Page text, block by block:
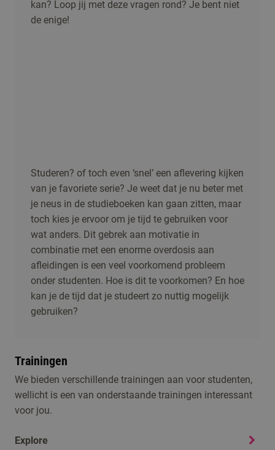
kan? Loop jij met deze vragen rond? Je bent niet
de enige!
Studeren? of toch even ‘snel’ een aflevering kijken
van je favoriete serie? Je weet dat je nu beter met
je neus in de studieboeken kan gaan zitten, maar
toch kies je ervoor om je tijd te gebruiken voor
wat anders. Dit gebrek aan motivatie in
combinatie met een enorme overdosis aan
afleidingen is een veel voorkomend probleem
onder studenten. Hoe is dit te voorkomen? En hoe
kan je de tijd dat je studeert zo nuttig mogelijk
gebruiken?
Trainingen
We bieden verschillende trainingen aan voor studenten,
wellicht is een van onderstaande trainingen interessant
voor jou.
Explore